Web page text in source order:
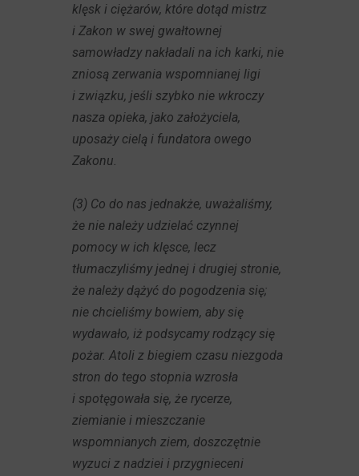
klęsk i ciężarów, które dotąd mistrz
i Zakon w swej gwałtownej
samowładzy nakładali na ich karki, nie
zniosą zerwania wspomnianej ligi
i związku, jeśli szybko nie wkroczy
nasza opieka, jako założyciela,
uposaży cielą i fundatora owego
Zakonu.
(3) Co do nas jednakże, uważaliśmy,
że nie należy udzielać czynnej
pomocy w ich klęsce, lecz
tłumaczyliśmy jednej i drugiej stronie,
że należy dążyć do pogodzenia się;
nie chcieliśmy bowiem, aby się
wydawało, iż podsycamy rodzący się
pożar. Atoli z biegiem czasu niezgoda
stron do tego stopnia wzrosła
i spotęgowała się, że rycerze,
ziemianie i mieszczanie
wspomnianych ziem, doszczętnie
wyzuci z nadziei i przygnieceni